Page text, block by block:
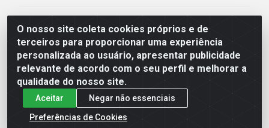
O nosso site coleta cookies próprios e de
terceiros para proporcionar uma experiência
personalizada ao usuário, apresentar publicidade
relevante de acordo com o seu perfil e melhorar a
qualidade do nosso site.
Aceitar
Negar não essenciais
Preferências de Cookies
Camaquã Distribuidora Ltda - Avenida Conego Luiz W
Hanquet, 1001 - Parque Residencial do Arroio Duro,
Camaquã/RS - CEP 96.789-102 - CNPJ
07.061.124/0001-26